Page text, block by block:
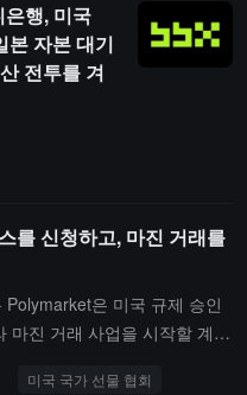
지합니다. 창립자이자 글로
시코에 총 420억 달러를 투
은행 라이센스를 획득함으로
매 자금을 대체하고 멕시코
행, 미국
본 자본 대기
전투를 겨
Trust
를 신청하고, 마진 거래를
은 미국 규제 승인
마진 거래 사업을 시작할 계획
(FCM) 운영 신청서를 제출했
미국 국가 선물 협회